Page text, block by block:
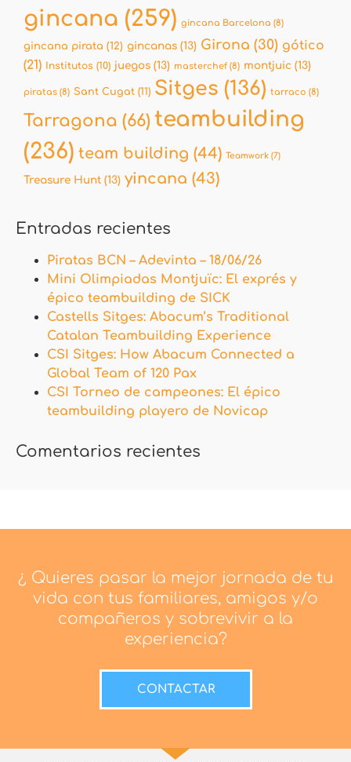
gincana (259) gincana Barcelona (8)
gincana pirata (12) gincanas (13) Girona (30) gótico
(21) Institutos (10) juegos (13) masterchef (8) montjuic (13)
piratas (8) Sant Cugat (11) Sitges (136) tarraco (8)
Tarragona (66) teambuilding
(236) team building (44) Teamwork (7)
Treasure Hunt (13) yincana (43)
Entradas recientes
Piratas BCN – Adevinta – 18/06/26
Mini Olimpiadas Montjuïc: El exprés y
épico teambuilding de SICK
Castells Sitges: Abacum’s Traditional
Catalan Teambuilding Experience
CSI Sitges: How Abacum Connected a
Global Team of 120 Pax
CSI Torneo de campeones: El épico
teambuilding playero de Novicap
Comentarios recientes
¿ Quieres pasar la mejor jornada de tu
vida con tus familiares, amigos y/o
compañeros y sobrevivir a la
experiencia?
CONTACTAR